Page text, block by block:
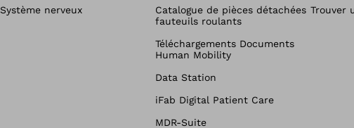
Système nerveux
Catalogue de pièces détachées
fauteuils roulants
Téléchargements Documents
Human Mobility
Data Station
iFab Digital Patient Care
MDR-Suite
Trouver